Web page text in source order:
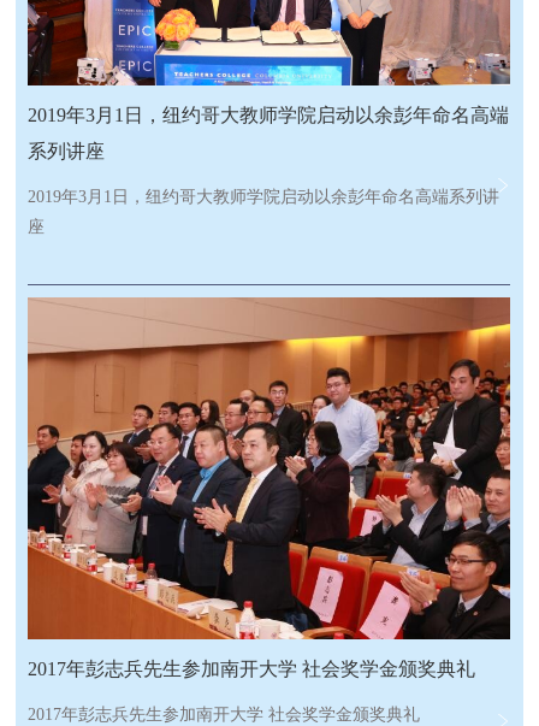
2019年3月1日，纽约哥大教师学院启动以余彭年命名高端
系列讲座
2019年3月1日，纽约哥大教师学院启动以余彭年命名高端系列讲
座
2017年彭志兵先生参加南开大学 社会奖学金颁奖典礼
2017年彭志兵先生参加南开大学 社会奖学金颁奖典礼